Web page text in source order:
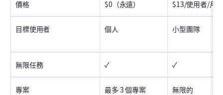
價格 $0（永遠） $13/使用者/月
目標使用者 個人 小型團隊
無限任務 ✓ ✓
專案 最多 3 個專案 無限的